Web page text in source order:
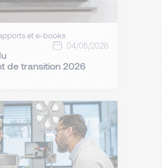
et e-books
04/05/2026
de transition 2026